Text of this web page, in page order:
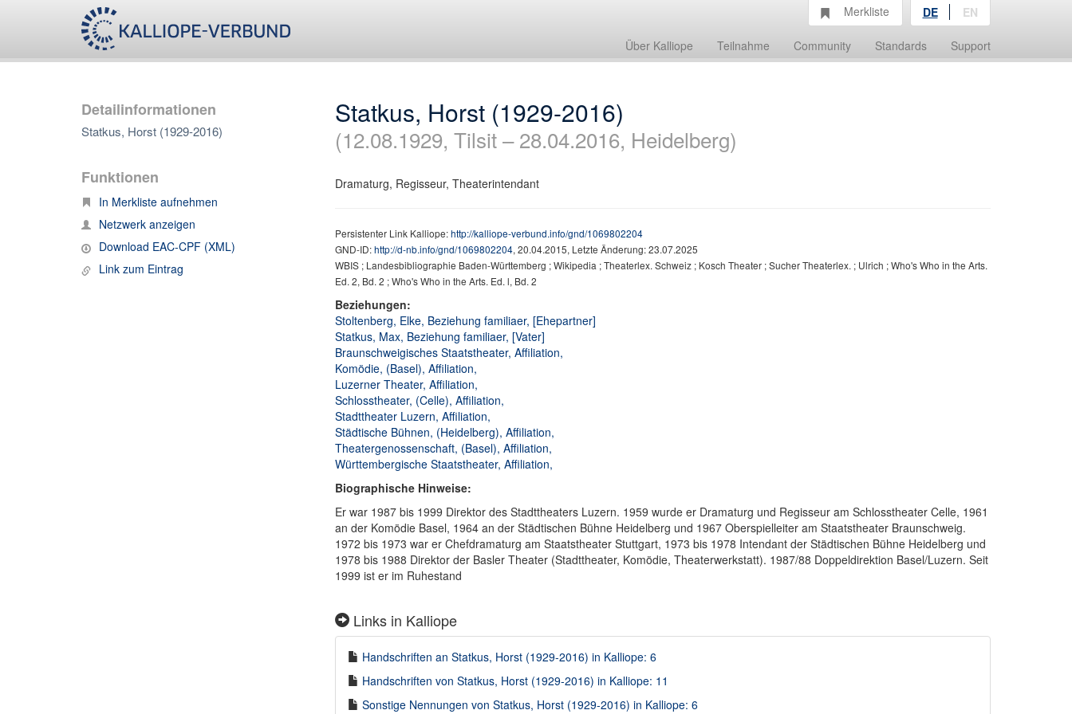
Über Kalliope Teilnahme Community Standards Support
Merkliste DE EN
Detailinformationen
Statkus, Horst (1929-2016)
Funktionen
In Merkliste aufnehmen
Netzwerk anzeigen
Download EAC-CPF (XML)
Link zum Eintrag
Statkus, Horst (1929-2016)
(12.08.1929, Tilsit – 28.04.2016, Heidelberg)
Dramaturg, Regisseur, Theaterintendant
Persistenter Link Kalliope:http://kalliope-verbund.info/gnd/1069802204
GND-ID:http://d-nb.info/gnd/1069802204, 20.04.2015, Letzte Änderung: 23.07.2025
WBIS ; Landesbibliographie Baden-Württemberg ; Wikipedia ; Theaterlex. Schweiz ; Kosch Theater ; Sucher Theaterlex. ; Ulrich ; Who's Who in the Arts.
Ed. 2, Bd. 2 ; Who's Who in the Arts. Ed. l, Bd. 2
Beziehungen:
Stoltenberg, Elke, Beziehung familiaer, [Ehepartner]
Statkus, Max, Beziehung familiaer, [Vater]
Braunschweigisches Staatstheater, Affiliation,
Komödie, (Basel), Affiliation,
Luzerner Theater, Affiliation,
Schlosstheater, (Celle), Affiliation,
Stadttheater Luzern, Affiliation,
Städtische Bühnen, (Heidelberg), Affiliation,
Theatergenossenschaft, (Basel), Affiliation,
Württembergische Staatstheater, Affiliation,
Biographische Hinweise:
Er war 1987 bis 1999 Direktor des Stadttheaters Luzern. 1959 wurde er Dramaturg und Regisseur am Schlosstheater Celle, 1961
an der Komödie Basel, 1964 an der Städtischen Bühne Heidelberg und 1967 Oberspielleiter am Staatstheater Braunschweig.
1972 bis 1973 war er Chefdramaturg am Staatstheater Stuttgart, 1973 bis 1978 Intendant der Städtischen Bühne Heidelberg und
1978 bis 1988 Direktor der Basler Theater (Stadttheater, Komödie, Theaterwerkstatt). 1987/88 Doppeldirektion Basel/Luzern. Seit
1999 ist er im Ruhestand
Links in Kalliope
Handschriften an Statkus, Horst (1929-2016) in Kalliope: 6
Handschriften von Statkus, Horst (1929-2016) in Kalliope: 11
Sonstige Nennungen von Statkus, Horst (1929-2016) in Kalliope: 6